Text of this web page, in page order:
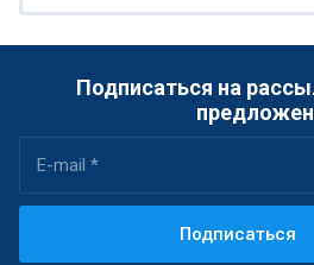
Подписаться на
Подписаться